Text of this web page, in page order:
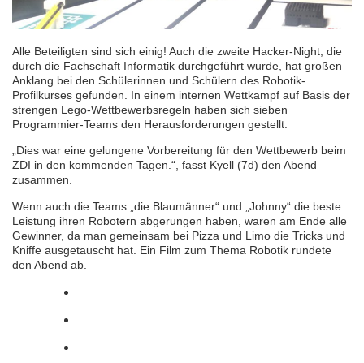
Alle Beteiligten sind sich einig! Auch die zweite Hacker-Night, die
durch die Fachschaft Informatik durchgeführt wurde, hat großen
Anklang bei den Schülerinnen und Schülern des Robotik-
Profilkurses gefunden. In einem internen Wettkampf auf Basis der
strengen Lego-Wettbewerbsregeln haben sich sieben
Programmier-Teams den Herausforderungen gestellt.
„Dies war eine gelungene Vorbereitung für den Wettbewerb beim
ZDI in den kommenden Tagen.“, fasst Kyell (7d) den Abend
zusammen.
Wenn auch die Teams „die Blaumänner“ und „Johnny“ die beste
Leistung ihren Robotern abgerungen haben, waren am Ende alle
Gewinner, da man gemeinsam bei Pizza und Limo die Tricks und
Kniffe ausgetauscht hat. Ein Film zum Thema Robotik rundete
den Abend ab.